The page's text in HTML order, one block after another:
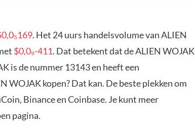
. Het 24 uurs handelsvolume van ALIEN
$0,0₉-411. Dat betekent dat de ALIEN WOJAK
is de nummer 13143 en heeft een
kopen? Dat kan. De beste plekken om
Binance en Coinbase. Je kunt meer
pagina.